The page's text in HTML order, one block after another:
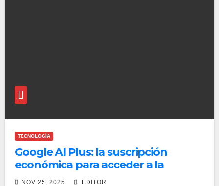
TECNOLOGÍA
Google AI Plus: la suscripción
económica para acceder a la
inteligencia artificial de pago
NOV 25, 2025 EDITOR